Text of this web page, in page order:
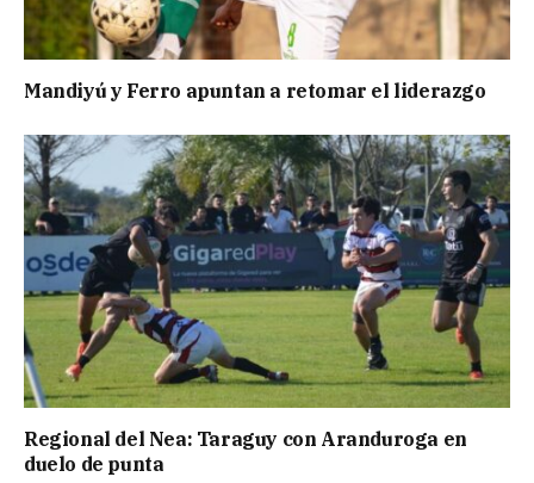
Mandiyú y Ferro apuntan a retomar el liderazgo
Regional del Nea: Taraguy con Aranduroga en
duelo de punta